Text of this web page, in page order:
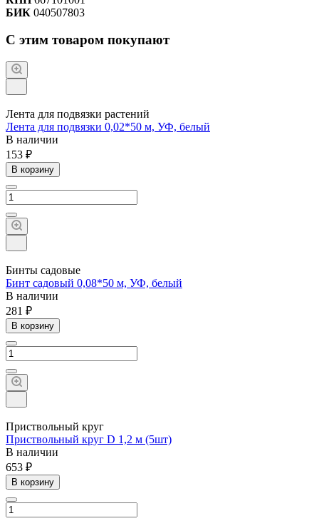
БИК 040507803
С этим товаром покупают
Лента для подвязки растений
Лента для подвязки 0,02*50 м, УФ, белый
В наличии
153 ₽
В корзину
Бинты садовые
Бинт садовый 0,08*50 м, УФ, белый
В наличии
281 ₽
В корзину
Приствольный круг
Приствольный круг D 1,2 м (5шт)
В наличии
653 ₽
В корзину